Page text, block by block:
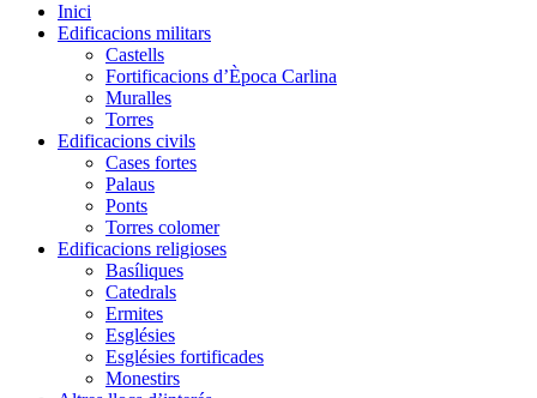
Inici
Edificacions militars
Castells
Fortificacions d’Època Carlina
Muralles
Torres
Edificacions civils
Cases fortes
Palaus
Ponts
Torres colomer
Edificacions religioses
Basíliques
Catedrals
Ermites
Esglésies
Esglésies fortificades
Monestirs